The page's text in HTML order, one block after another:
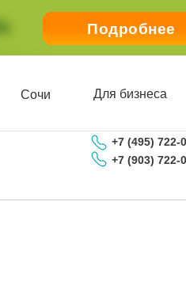
Подробнее
Для бизнеса
+7 (495) 722-
+7 (903) 722-
Сочи